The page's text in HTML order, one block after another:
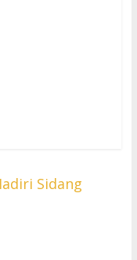
Sidang